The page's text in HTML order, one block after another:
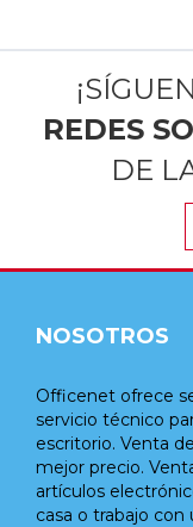
REDES
DE
NOSOTROS
Officenet ofrece
servicio técnico
escritorio. Venta
mejor precio.
artículos
casa o trabajo